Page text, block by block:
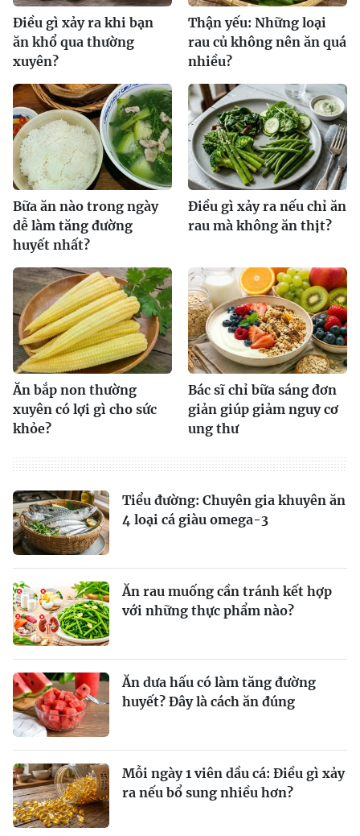
Điều gì xảy ra khi bạn
ăn khổ qua thường
xuyên?
Thận yếu: Những loại
rau củ không nên ăn quá
nhiều?
Bữa ăn nào trong ngày
dễ làm tăng đường
huyết nhất?
Điều gì xảy ra nếu chỉ ăn
rau mà không ăn thịt?
Ăn bắp non thường
xuyên có lợi gì cho sức
khỏe?
Bác sĩ chỉ bữa sáng đơn
giản giúp giảm nguy cơ
ung thư
Tiểu đường: Chuyên gia khuyên ăn
4 loại cá giàu omega-3
Ăn rau muống cần tránh kết hợp
với những thực phẩm nào?
Ăn dưa hấu có làm tăng đường
huyết? Đây là cách ăn đúng
Mỗi ngày 1 viên dầu cá: Điều gì xảy
ra nếu bổ sung nhiều hơn?